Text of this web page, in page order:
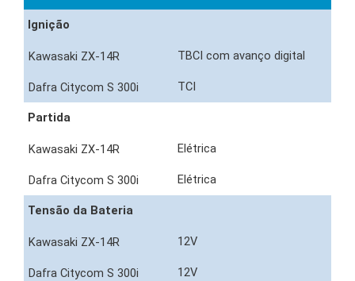
Ignição
TBCI com avanço digital
TCI
Partida
Elétrica
Elétrica
Tensão da Bateria
12V
12V